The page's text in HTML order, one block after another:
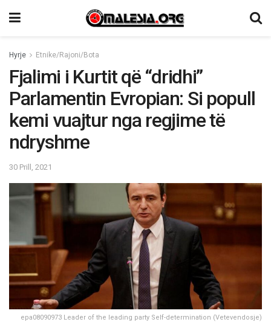
Hyrje Etnike/Rajoni/Bota
Fjalimi i Kurtit që “dridhi”
Parlamentin Evropian: Si popull
kemi vuajtur nga regjime të
ndryshme
30 Prill, 2021
epa08090973 Leader of the leading party Self-determination (Vetevendosje)